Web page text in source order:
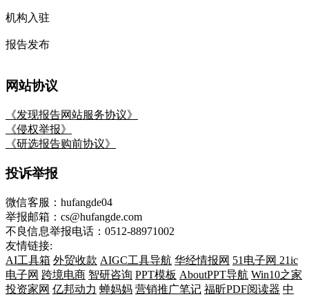
机构入驻
报告发布
网站协议
《发现报告网站服务协议》
《侵权举报》
《研选报告购前协议》
投诉举报
微信客服：hufangde04
举报邮箱：cs@hufangde.com
不良信息举报电话：0512-88971002
友情链接:
AI工具箱 外贸收款 AIGC工具导航 华经情报网 51电子网 21ic
电子网 跨境电商 智研咨询 PPT模板 AboutPPT导航 Win10之家
投资家网 亿邦动力 蝉妈妈 营销推广笔记 福昕PDF阅读器 中